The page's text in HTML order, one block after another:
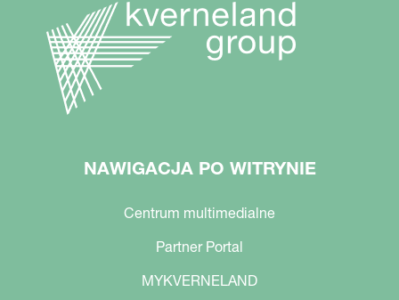
NAWIGACJA PO WITRYNIE
Centrum multimedialne
Partner Portal
MYKVERNELAND